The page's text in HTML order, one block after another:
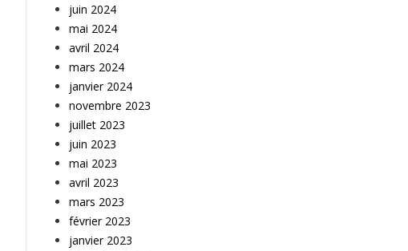
juin 2024
mai 2024
avril 2024
mars 2024
janvier 2024
novembre 2023
juillet 2023
juin 2023
mai 2023
avril 2023
mars 2023
février 2023
janvier 2023